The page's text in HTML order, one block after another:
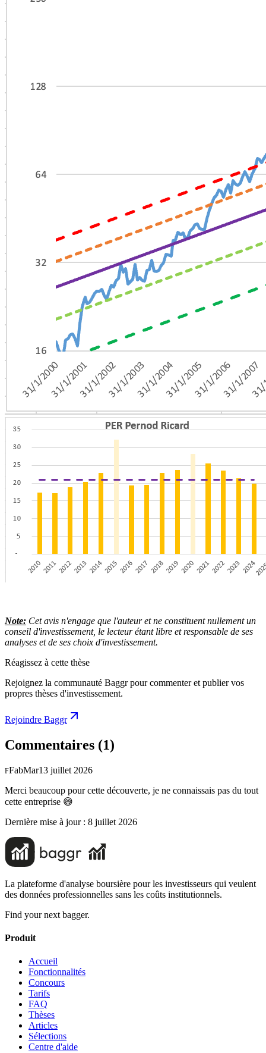
Note: Cet avis n'engage que l'auteur et ne constituent nullement un
conseil d'investissement, le lecteur étant libre et responsable de ses
analyses et de ses choix d'investissement.
Réagissez à cette thèse
Rejoignez la communauté Baggr pour commenter et publier vos
propres thèses d'investissement.
Rejoindre Baggr
Commentaires (1)
FFabMar13 juillet 2026
Merci beaucoup pour cette découverte, je ne connaissais pas du tout
cette entreprise 😅
Dernière mise à jour : 8 juillet 2026
La plateforme d'analyse boursière pour les investisseurs qui veulent
des données professionnelles sans les coûts institutionnels.
Find your next bagger.
Produit
Accueil
Fonctionnalités
Concours
Tarifs
FAQ
Thèses
Articles
Sélections
Centre d'aide